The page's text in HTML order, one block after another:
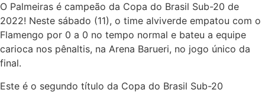
O Palmeiras é campeão da Copa do Brasil Sub-20 de
2022! Neste sábado (11), o time alviverde empatou com o
Flamengo por 0 a 0 no tempo normal e bateu a equipe
carioca nos pênaltis, na Arena Barueri, no jogo único da
final.
Este é o segundo título da Copa do Brasil Sub-20